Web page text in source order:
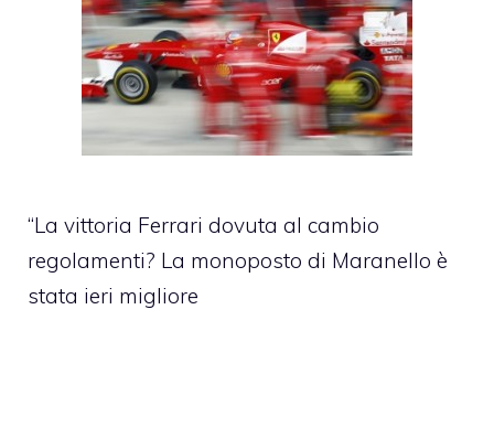
“La vittoria Ferrari dovuta al cambio
regolamenti? La monoposto di Maranello è
stata ieri migliore